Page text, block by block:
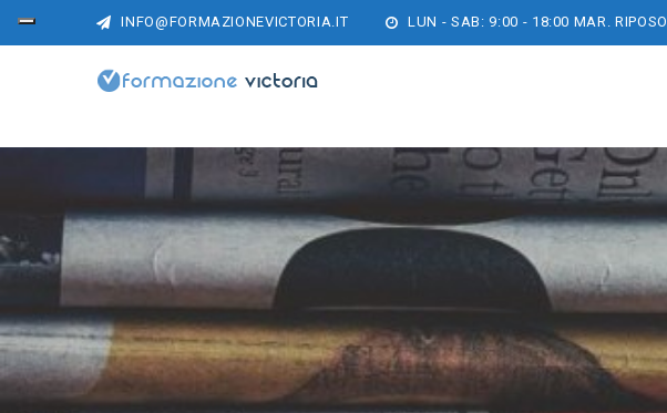
INFO@FORMAZIONEVICTORIA.IT LUN - SAB: 9:00 - 18:00 MAR. RIPOSO